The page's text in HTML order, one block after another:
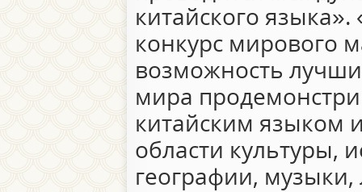
китайского
конкурс мирового
возможность
мира
китайским языком
области культуры,
географии, музыки,